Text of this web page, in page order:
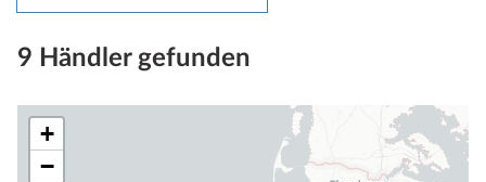
9 Händler gefunden
+
−